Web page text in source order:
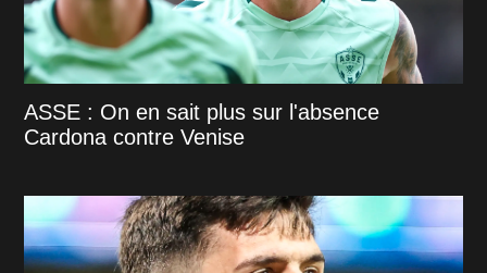
ASSE : On en sait plus sur l'absence
Cardona contre Venise